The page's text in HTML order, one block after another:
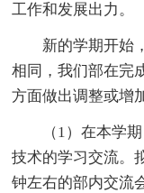
工作和发展出力。
新的学期开始
相同，我们部在完
方面做出调整或增
（1）在本学
技术的学习交流。
钟左右的部内交流